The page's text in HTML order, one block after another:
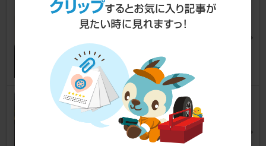
FALKEN AZENIS FK520L
IS [ASE30系/GSE30系]
中華製 トランクスポイラー(カ
ーボン)
[ASE30系/GSE30系]
俺たちカルタスさん